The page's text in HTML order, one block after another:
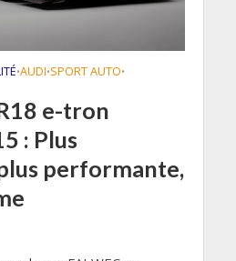
•AUDI•SPORT AUTO•
e-tron
: Plus
performante,